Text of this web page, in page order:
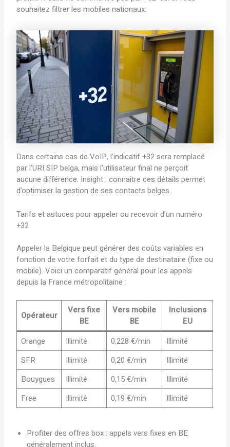
souhaitez filtrer les mobiles nationaux.
Dans certains cas de VoIP, l’indicatif +32 sera remplacé
par l’URI SIP belga, mais l’utilisateur final ne perçoit
aucune différence. Insight : connaître ces détails permet
d’optimiser la gestion de ses contacts belges.
Tarifs et astuces pour appeler ou recevoir d’un numéro
+32
Appeler la Belgique peut générer des coûts variables en
fonction de votre forfait et du type de destinataire (fixe ou
mobile). Voici un comparatif général pour les appels
depuis la France métropolitaine :
Opérateur
Vers fixe
BE
Vers mobile
BE
Inclusions
EU
Orange
Illimité 0,228 €/min
Illimité
SFR
Illimité 0,20 €/min
Illimité
Bouygues
Illimité 0,15 €/min
Illimité
Free
Illimité 0,19 €/min Illimité
Profiter des offres box : appels vers fixes en BE
généralement inclus.